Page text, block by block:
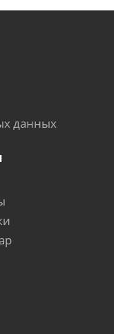
данных